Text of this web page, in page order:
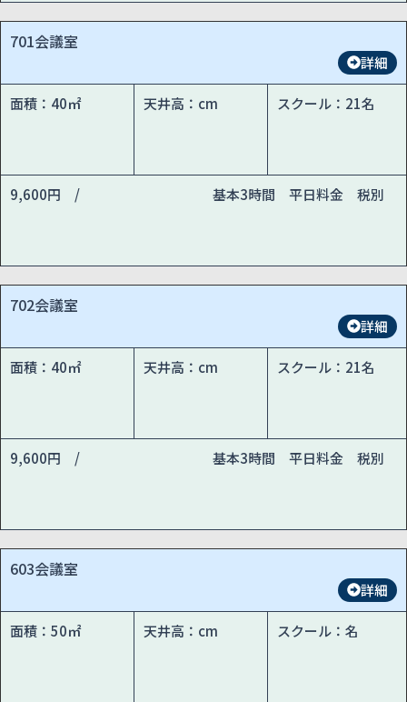
701会議室
詳細
面積：40㎡ 天井高：cm スクール：21名
9,600円 / 基本3時間 平日料金 税別
702会議室
詳細
面積：40㎡ 天井高：cm スクール：21名
9,600円 / 基本3時間 平日料金 税別
603会議室
詳細
面積：50㎡ 天井高：cm スクール：名